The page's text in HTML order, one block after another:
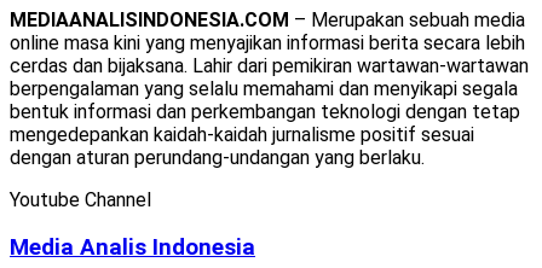
MEDIAANALISINDONESIA.COM – Merupakan sebuah media
online masa kini yang menyajikan informasi berita secara lebih
cerdas dan bijaksana. Lahir dari pemikiran wartawan-wartawan
berpengalaman yang selalu memahami dan menyikapi segala
bentuk informasi dan perkembangan teknologi dengan tetap
mengedepankan kaidah-kaidah jurnalisme positif sesuai
dengan aturan perundang-undangan yang berlaku.
Youtube Channel
Media Analis Indonesia